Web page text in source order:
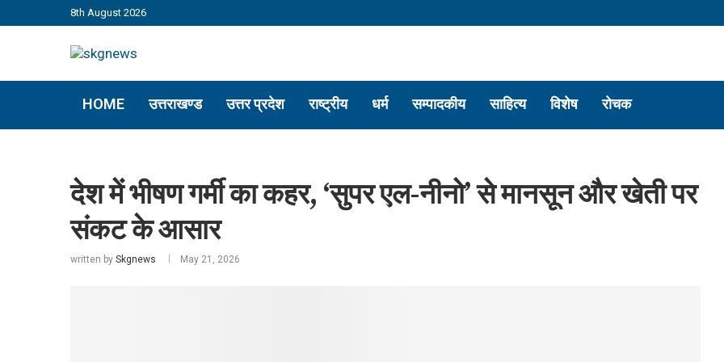
8th August 2026
HOME उत्तराखण्ड उत्तर प्रदेश राष्ट्रीय धर्म सम्पादकीय साहित्य विशेष रोचक
देश में भीषण गर्मी का कहर, ‘सुपर एल-नीनो’ से मानसून और खेती पर
संकट के आसार
written by Skgnews May 21, 2026